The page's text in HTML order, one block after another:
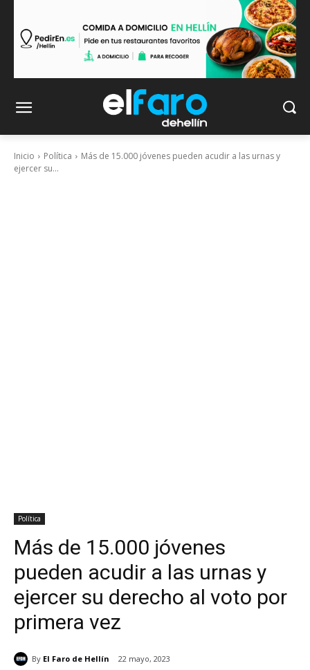
Inicio Política
Más de 15.000 jóvenes pueden acudir a las urnas y
ejercer su...
Política
Más de 15.000 jóvenes
pueden acudir a las urnas y
ejercer su derecho al voto por
primera vez
By El Faro de Hellín 22 mayo, 2023